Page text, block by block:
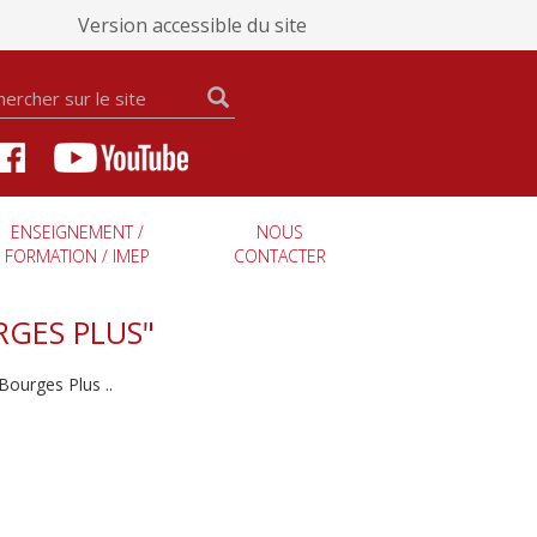
Version accessible du site
ENSEIGNEMENT /
FORMATION / IMEP
NOUS
CONTACTER
PLUS"
Plus ..